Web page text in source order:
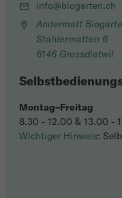
info@biogarten.ch
Andermatt
Stahlermatten 6
6146 Grossdietwil
Montag–Freitag
8.30 - 12.00 & 13.00 -
Wichtiger Hinweis: